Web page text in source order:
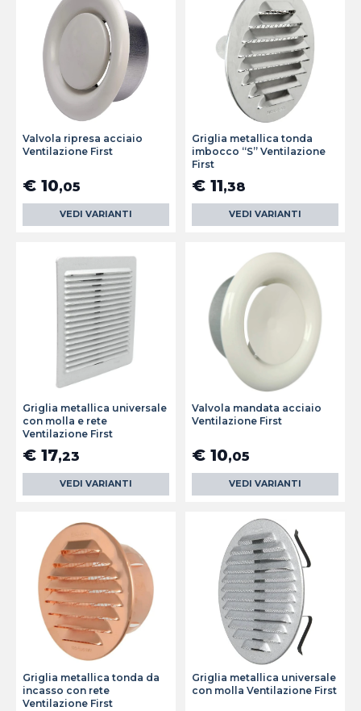
Valvola ripresa acciaio
Ventilazione First
€ 10,05
VEDI VARIANTI
Griglia metallica tonda
imbocco “S” Ventilazione
First
€ 11,38
VEDI VARIANTI
Griglia metallica universale
con molla e rete
Ventilazione First
€ 17,23
VEDI VARIANTI
Valvola mandata acciaio
Ventilazione First
€ 10,05
VEDI VARIANTI
Griglia metallica tonda da
incasso con rete
Ventilazione First
Griglia metallica universale
con molla Ventilazione First